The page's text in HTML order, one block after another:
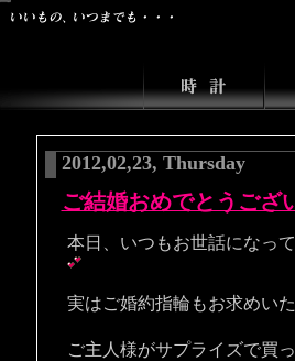
2012,02,23, Thursday
ご結婚おめでとうござ
本日、いつもお世話になっ
実はご婚約指輪もお求めい
ご主人様がサプライズで買